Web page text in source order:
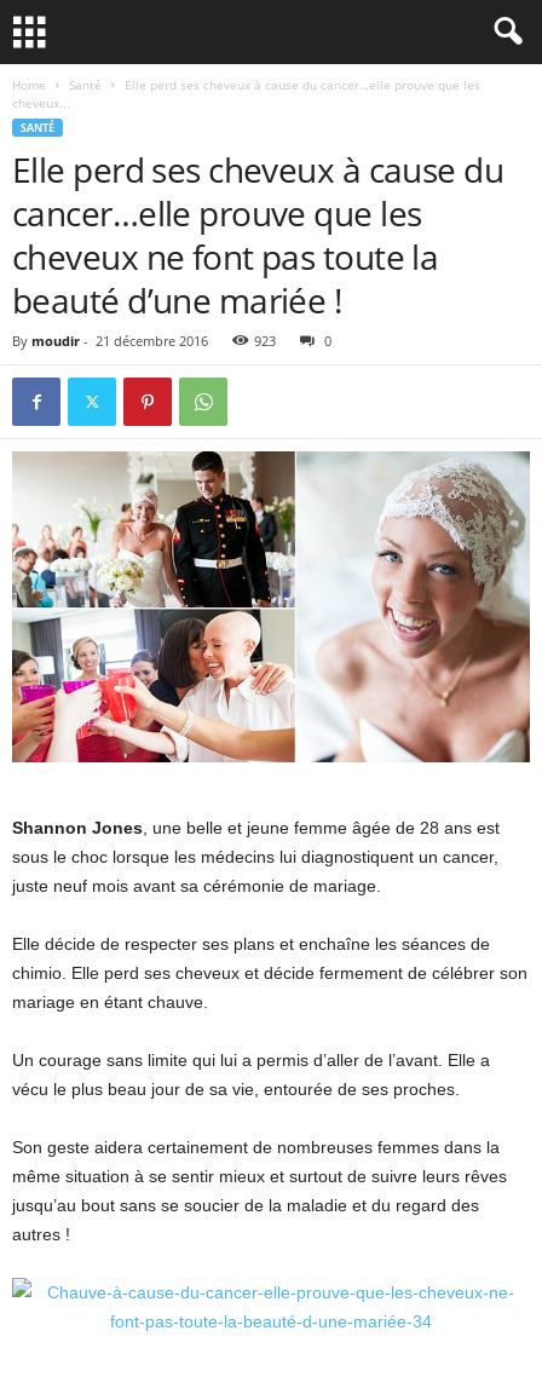
Home Santé
Elle perd ses cheveux à cause du cancer…elle prouve que les
cheveux...
SANTÉ
Elle perd ses cheveux à cause du
cancer…elle prouve que les
cheveux ne font pas toute la
beauté d’une mariée !
By moudir - 21 décembre 2016 923 0
Shannon Jones , une belle et jeune femme âgée de 28 ans est
sous le choc lorsque les médecins lui diagnostiquent un cancer,
juste neuf mois avant sa cérémonie de mariage.
Elle décide de respecter ses plans et enchaîne les séances de
chimio. Elle perd ses cheveux et décide fermement de célébrer son
mariage en étant chauve.
Un courage sans limite qui lui a permis d’aller de l’avant. Elle a
vécu le plus beau jour de sa vie, entourée de ses proches.
Son geste aidera certainement de nombreuses femmes dans la
même situation à se sentir mieux et surtout de suivre leurs rêves
jusqu’au bout sans se soucier de la maladie et du regard des
autres !